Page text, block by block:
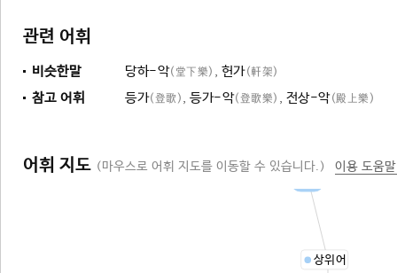
관련 어휘
비슷한말 당하-악(堂下樂) , 헌가(軒架)
참고 어휘 등가(登歌) , 등가-악(登歌樂) , 전상-악(殿上樂)
어휘 지도 (마우스로 어휘 지도를 이동할 수 있습니다.) 이용 도움
상위어